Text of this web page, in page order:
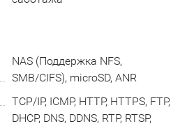
NAS (Поддержка NFS,
SMB/CIFS), microSD, ANR
TCP/IP, ICMP, HTTP, HTTPS, FTP,
DHCP, DNS, DDNS, RTP, RTSP,